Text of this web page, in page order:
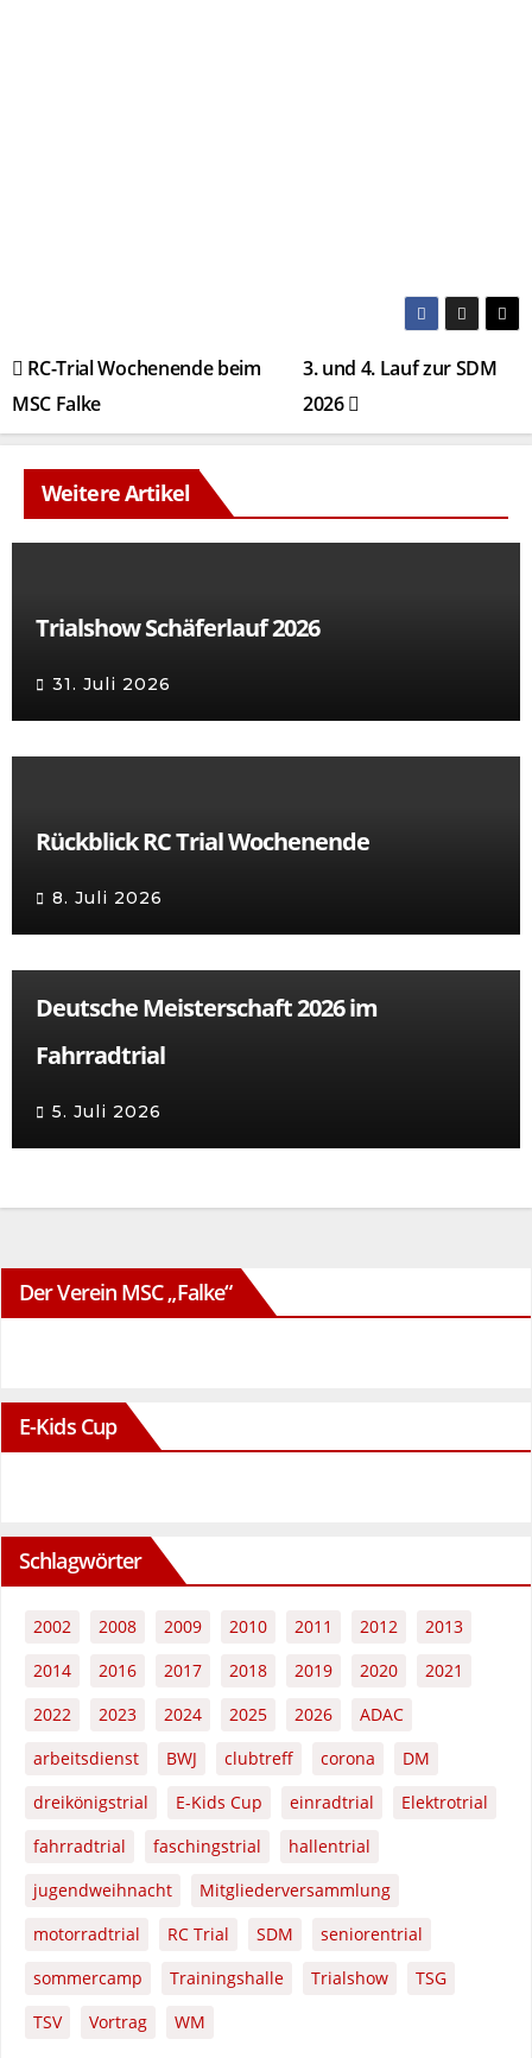
Beitragsnavigation
3. und 4. Lauf zur SDM
2026
RC-Trial Wochenende beim
MSC Falke
Weitere Artikel
Trialshow Schäferlauf 2026
31. Juli 2026
Rückblick RC Trial Wochenende
8. Juli 2026
Deutsche Meisterschaft 2026 im
Fahrradtrial
5. Juli 2026
Der Verein MSC „Falke“
E-Kids Cup
Schlagwörter
2002 2008 2009 2010 2011 2012
2013
2014
2016 2017 2018 2019 2020
2021
2022
2023 2024 2025 2026
ADAC
arbeitsdienst
BWJ clubtreff corona
DM
dreikönigstrial
E-Kids Cup einradtrial
Elektrotrial
fahrradtrial
faschingstrial
hallentrial
jugendweihnacht
Mitgliederversammlung
motorradtrial
RC Trial SDM
seniorentrial
sommercamp
Trainingshalle Trialshow
TSG
TSV
Vortrag WM